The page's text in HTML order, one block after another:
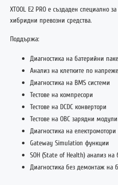
XTOOL E2 PRO е създаден специално
хибридни превозни средства.
Поддържа:
Диагностика на батерийни
Анализ на клетките по
Диагностика на BMS системи
Тестове на компресори
Тестове на DCDC конвертори
Тестове на OBC зарядни модули
Диагностика на електромотори
Gateway Simulation функции
SOH (State of Health) анализ на
Диагностика без демонтаж на